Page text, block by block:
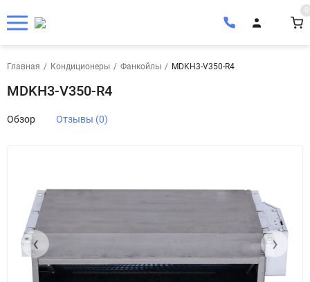
0
Главная / Кондиционеры / Фанкойлы / MDKH3-V350-R4
MDKH3-V350-R4
Обзор Отзывы (0)
‹ ›